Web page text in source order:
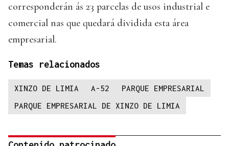
corresponderán ás 23 parcelas de usos industrial e
comercial nas que quedará dividida esta área
empresarial.
Temas relacionados
XINZO DE LIMIA A-52
PARQUE EMPRESARIAL
PARQUE EMPRESARIAL DE XINZO DE LIMIA